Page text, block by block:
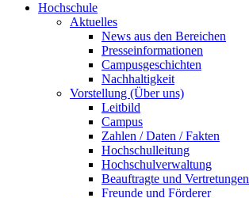
Hochschule
Aktuelles
News aus den Bereichen
Presseinformationen
Campusgeschichten
Nachhaltigkeit
Vorstellung (Über uns)
Leitbild
Campus
Zahlen / Daten / Fakten
Hochschulleitung
Hochschulverwaltung
Beauftragte und Vertretungen
Freunde und Förderer